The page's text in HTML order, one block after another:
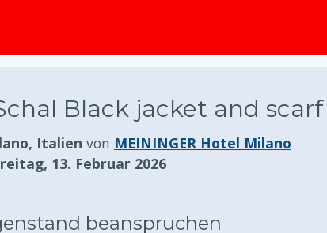
Black jacket and scarf
Italien von MEININGER Hotel Milano
13. Februar 2026
beanspruchen